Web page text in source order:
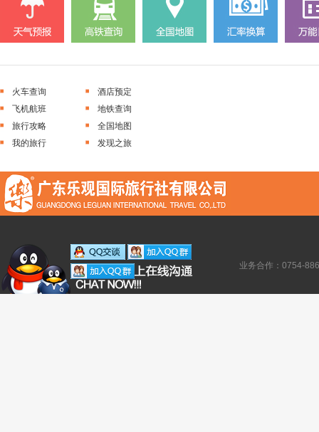
火车查询
酒店预定
飞机航班
地铁查询
旅行攻略
全国地图
我的旅行
发现之旅
业务合作：0754-